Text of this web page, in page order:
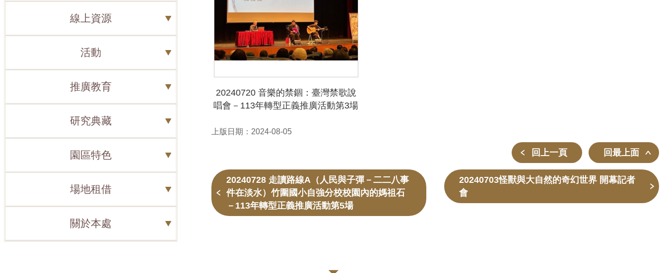
線上資源
活動
推廣教育
研究典藏
園區特色
場地租借
關於本處
20240720 音樂的禁錮：臺灣禁歌說
唱會－113年轉型正義推廣活動第3場
上版日期：2024-08-05
回上一頁 回最上面
20240728 走讀路線A（人民與子彈－二二八事
件在淡水）竹圍國小自強分校校園內的媽祖石
－113年轉型正義推廣活動第5場
20240703怪獸與大自然的奇幻世界 開幕記者
會